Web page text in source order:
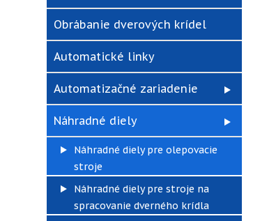
Obrábanie dverových krídel
Automatické linky
Automatizačné zariadenie
Náhradné diely
Náhradné diely pre olepovacie
stroje
Náhradné diely pre stroje na
spracovanie dverného krídla